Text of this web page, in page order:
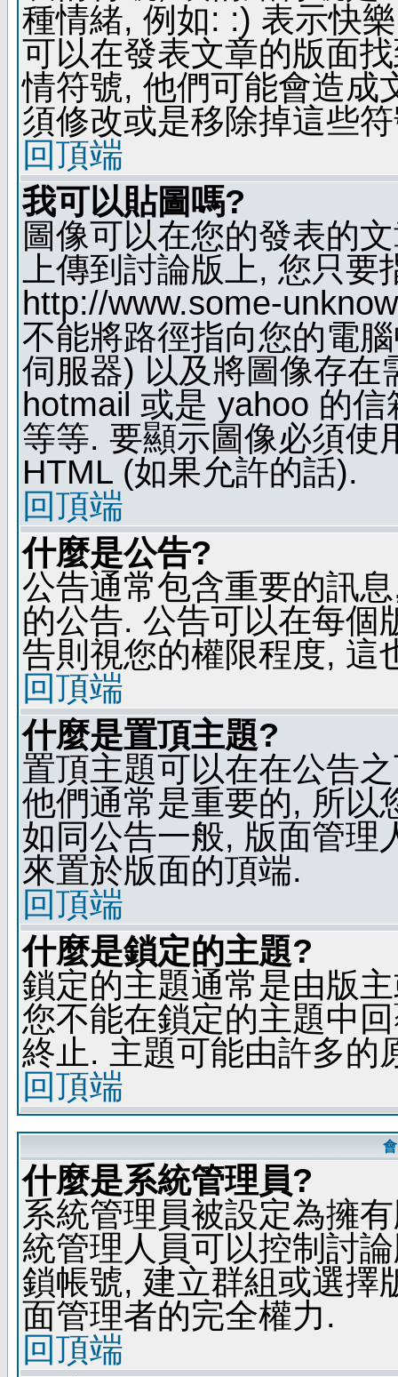
種情緒, 例如: :) 表示快
可以在發表文章的版面
情符號, 他們可能會造成
須修改或是移除掉這些
回頂端
我可以貼圖嗎?
圖像可以在您的發表的
上傳到討論版上, 您只
http://www.some-
不能將路徑指向您的電
伺服器) 以及將圖像存在
hotmail 或是 yahoo 的
等等. 要顯示圖像必須使
HTML (如果允許的話).
回頂端
什麼是公告?
公告通常包含重要的訊
的公告. 公告可以在每個
告則視您的權限程度, 這
回頂端
什麼是置頂主題?
置頂主題可以在在公告
他們通常是重要的, 所以
如同公告一般, 版面管理
來置於版面的頂端.
回頂端
什麼是鎖定的主題?
鎖定的主題通常是由版
您不能在鎖定的主題中
終止. 主題可能由許多的
回頂端
什麼是系統管理員?
系統管理員被設定為擁
統管理人員可以控制討
鎖帳號, 建立群組或選擇
面管理者的完全權力.
回頂端